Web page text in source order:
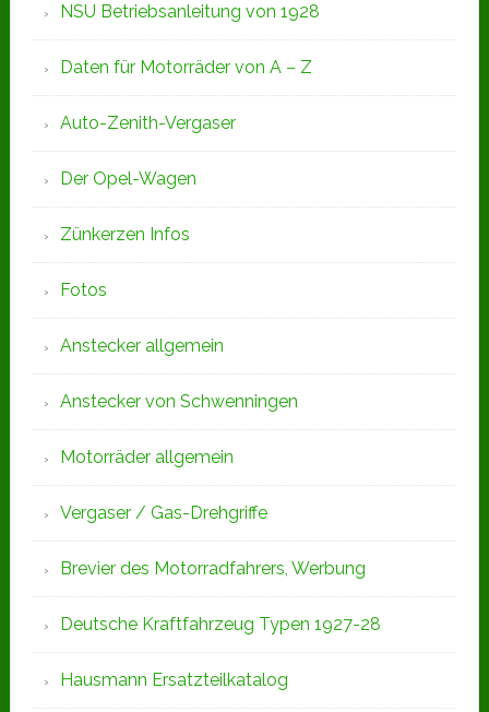
NSU Betriebsanleitung von 1928
Daten für Motorräder von A – Z
Auto-Zenith-Vergaser
Der Opel-Wagen
Zünkerzen Infos
Fotos
Anstecker allgemein
Anstecker von Schwenningen
Motorräder allgemein
Vergaser / Gas-Drehgriffe
Brevier des Motorradfahrers, Werbung
Deutsche Kraftfahrzeug Typen 1927-28
Hausmann Ersatzteilkatalog